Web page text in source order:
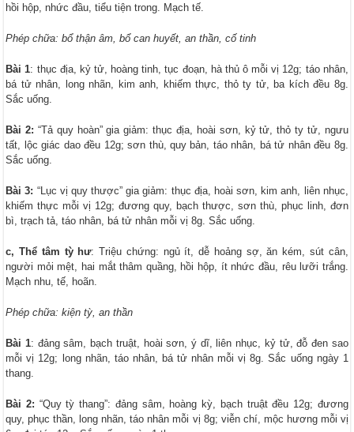
hồi hộp, nhức đầu, tiểu tiện trong. Mạch tế.
Phép chữa: bổ thận âm, bổ can huyết, an thần, cố tinh
Bài 1: thục địa, kỷ tử, hoàng tinh, tục đoạn, hà thủ ô mỗi vị 12g; táo nhân,
bá tử nhân, long nhãn, kim anh, khiếm thực, thỏ ty tử, ba kích đều 8g.
Sắc uống.
Bài 2: “Tả quy hoàn” gia giảm: thục địa, hoài sơn, kỷ tử, thỏ ty tử, ngưu
tất, lộc giác dao đều 12g; sơn thù, quy bản, táo nhân, bá tử nhân đều 8g.
Sắc uống.
Bài 3: “Lục vị quy thược” gia giảm: thục địa, hoài sơn, kim anh, liên nhục,
khiếm thực mỗi vị 12g; đương quy, bạch thược, sơn thù, phục linh, đơn
bì, trạch tả, táo nhân, bá tử nhân mỗi vị 8g. Sắc uống.
c, Thể tâm tỳ hư: Triệu chứng: ngủ ít, dễ hoảng sợ, ăn kém, sút cân,
người mỏi mệt, hai mắt thâm quầng, hồi hộp, ít nhức đầu, rêu lưỡi trắng.
Mạch nhu, tế, hoãn.
Phép chữa: kiện tỳ, an thần
Bài 1: đảng sâm, bạch truật, hoài sơn, ý dĩ, liên nhục, kỷ tử, đỗ đen sao
mỗi vị 12g; long nhãn, táo nhân, bá tử nhân mỗi vị 8g. Sắc uống ngày 1
thang.
Bài 2: “Quy tỳ thang”: đảng sâm, hoàng kỳ, bạch truật đều 12g; đương
quy, phục thần, long nhãn, táo nhân mỗi vị 8g; viễn chí, mộc hương mỗi vị